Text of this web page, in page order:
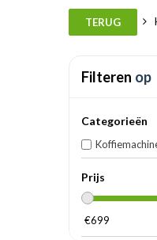
TERUG
Filteren op
Categorieën
Prijs
€699